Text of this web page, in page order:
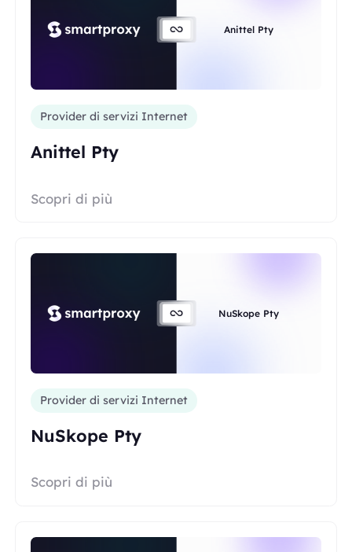
Anittel Pty
Provider di servizi Internet
Anittel Pty
Scopri di più
NuSkope Pty
Provider di servizi Internet
NuSkope Pty
Scopri di più